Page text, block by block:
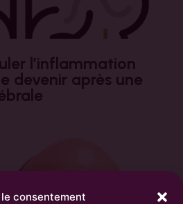
consentement
l’inflammation
devenir après une